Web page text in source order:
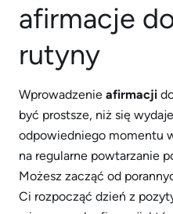
afirmacje
rutyny
Wprowadzenie afirmacji
być prostsze, niż się
odpowiedniego momentu
na regularne powtarzanie
Możesz zacząć od
Ci rozpocząć dzień z